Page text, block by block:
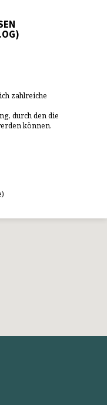
zahlreiche
durch den die
können.